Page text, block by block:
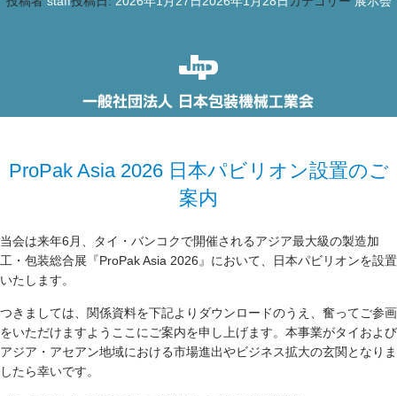
ProPak Asia 2026 日本パビリオン設置のご
案内
当会は来年6月、タイ・ バンコクで開催されるアジア最大級の製造加
工・包装総合展『ProPak Asia 2026』において、日本パビリオンを設置
いたします。
つきま しては、関係資料を下記よりダウンロードのうえ、 奮ってご参画
をいただけますようここにご案内を申し上げます。本事業がタイおよび
アジア・ アセアン地域における市場進出やビジネス拡大の玄関となりま
した ら幸いです。